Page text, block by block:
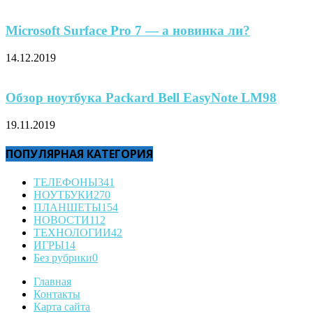
Microsoft Surface Pro 7 — а новинка ли?
14.12.2019
Обзор ноутбука Packard Bell EasyNote LM98
19.11.2019
ПОПУЛЯРНАЯ КАТЕГОРИЯ
ТЕЛЕФОНЫ341
НОУТБУКИ270
ПЛАНШЕТЫ154
НОВОСТИ112
ТЕХНОЛОГИИ42
ИГРЫ14
Без рубрики0
Главная
Контакты
Карта сайта